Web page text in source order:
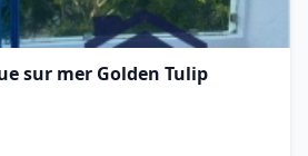
sur mer Golden Tulip